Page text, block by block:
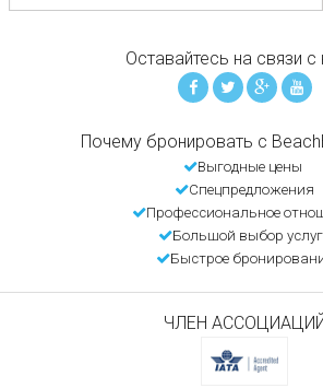
Оставайтесь на связи с
Почему бронировать с
Выгодные цены
Спецпредложения
Профессиональное
Большой выбор
Быстрое
ЧЛЕН